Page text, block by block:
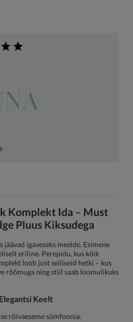
Komplekt Ida – Must
Pluus Kiksudega
igaveseks meelde. Esimene
eriline. Perepidu, kus kõik
loob just selliseid hetki – kus
rõõmuga ning stiil saab loomulikuks
Keelt
rõivaeseme sümfoonia.